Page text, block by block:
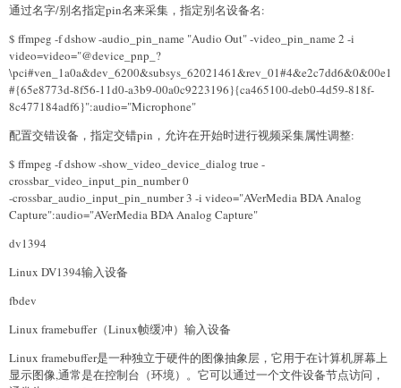
通过名字/别名指定pin名来采集，指定别名设备名:
$ ffmpeg -f dshow -audio_pin_name "Audio Out" -video_pin_name 2 -i
video=video="@device_pnp_?
\pci#ven_1a0a&dev_6200&subsys_62021461&rev_01#4&e2c7dd6&0&00e1
#{65e8773d-8f56-11d0-a3b9-00a0c9223196}{ca465100-deb0-4d59-818f-
8c477184adf6}":audio="Microphone"
配置交错设备，指定交错pin，允许在开始时进行视频采集属性调整:
$ ffmpeg -f dshow -show_video_device_dialog true -
crossbar_video_input_pin_number 0
-crossbar_audio_input_pin_number 3 -i video="AVerMedia BDA Analog
Capture":audio="AVerMedia BDA Analog Capture"
dv1394
Linux DV1394输入设备
fbdev
Linux framebuffer（Linux帧缓冲）输入设备
Linux framebuffer是一种独立于硬件的图像抽象层，它用于在计算机屏幕上
显示图像,通常是在控制台（环境）。它可以通过一个文件设备节点访问，